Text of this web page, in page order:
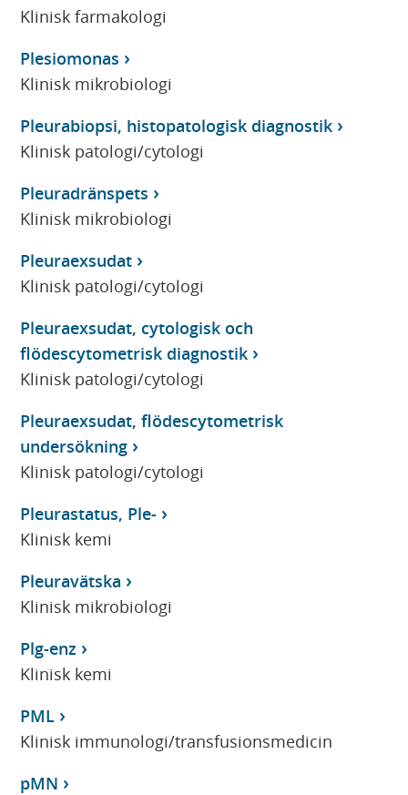
Klinisk farmakologi
Plesiomonas
Klinisk mikrobiologi
Pleurabiopsi, histopatologisk diagnostik
Klinisk patologi/cytologi
Pleuradränspets
Klinisk mikrobiologi
Pleuraexsudat
Klinisk patologi/cytologi
Pleuraexsudat, cytologisk och
flödescytometrisk diagnostik
Klinisk patologi/cytologi
Pleuraexsudat, flödescytometrisk
undersökning
Klinisk patologi/cytologi
Pleurastatus, Ple-
Klinisk kemi
Pleuravätska
Klinisk mikrobiologi
Plg-enz
Klinisk kemi
PML
Klinisk immunologi/transfusionsmedicin
pMN